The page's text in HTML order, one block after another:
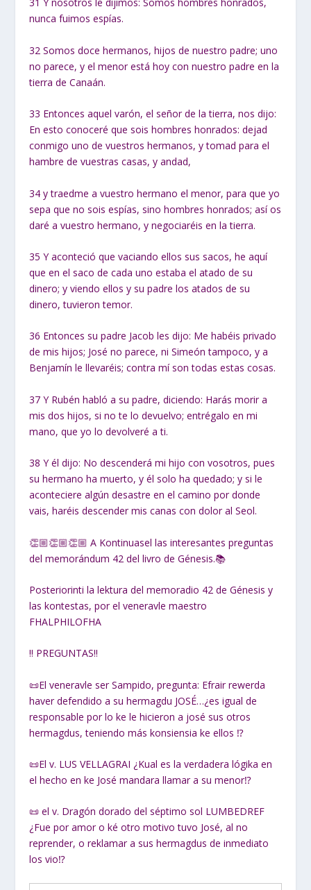
31Y nosotros le dijimos: Somos hombres honrados,
nunca fuimos espías.
32Somos doce hermanos, hijos de nuestro padre; uno
no parece, y el menor está hoy con nuestro padre en la
tierra de Canaán.
33 Entonces aquel varón, el señor de la tierra, nos dijo:
En esto conoceré que sois hombres honrados: dejad
conmigo uno de vuestros hermanos, y tomad para el
hambre de vuestras casas, y andad,
34y traedme a vuestro hermano el menor, para que yo
sepa que no sois espías, sino hombres honrados; así os
daré a vuestro hermano, y negociaréis en la tierra.
35Y aconteció que vaciando ellos sus sacos, he aquí
que en el saco de cada uno estaba el atado de su
dinero; y viendo ellos y su padre los atados de su
dinero, tuvieron temor.
36 Entonces su padre Jacob les dijo: Me habéis privado
de mis hijos; José no parece, ni Simeón tampoco, y a
Benjamín le llevaréis; contra mí son todas estas cosas.
37Y Rubén habló a su padre, diciendo: Harás morir a
mis dos hijos, si no te lo devuelvo; entrégalo en mi
mano, que yo lo devolveré a ti.
38Y él dijo: No descenderá mi hijo con vosotros, pues
su hermano ha muerto, y él solo ha quedado; y si le
aconteciere algún desastre en el camino por donde
vais, haréis descender mis canas con dolor al Seol.
👏🏼👏🏼👏🏼 A Kontinuasel las interesantes preguntas
del memorándum 42 del livro de Génesis.📚
Posteriorinti la lektura del memoradio 42 de Génesis y
las kontestas, por el veneravle maestro
FHALPHILOFHA
‼ PREGUNTAS‼
📜El veneravle ser Sampido, pregunta: Efrair rewerda
haver defendido a su hermagdu JOSÉ…¿es igual de
responsable por lo ke le hicieron a josé sus otros
hermagdus, teniendo más konsiensia ke ellos ⁉
📜El v. LUS VELLAGRAI ¿Kual es la verdadera lógika en
el hecho en ke José mandara llamar a su menor⁉
📜 el v. Dragón dorado del séptimo sol LUMBEDREF
¿Fue por amor o ké otro motivo tuvo José, al no
reprender, o reklamar a sus hermagdus de inmediato
los vio⁉